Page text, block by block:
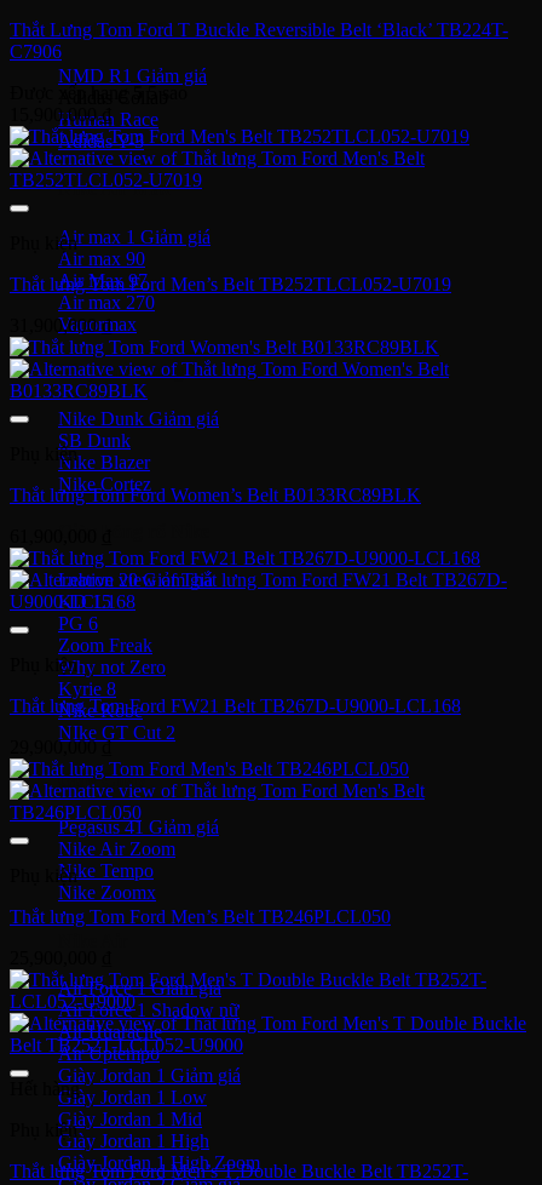
Adidas NMD
NMD R1
Human Race
Adidas Y-3
Nike Air Max
Air max 1
Air max 90
Air Max 97
Air max 270
Vapormax
Giày thời trang
Nike Dunk
SB Dunk
Nike Blazer
Nike Cortez
Lebron 20
KD 15
PG 6
Zoom Freak
Why not Zero
Kyrie 8
Nike Kobe
NIke GT Cut 2
Giày Chạy
Pegasus 41
Nike Air Zoom
Nike Tempo
Nike Zoomx
Air Force 1
Air Force 1 Shadow nữ
Air Huarache
Air Uptempo
Giày Jordan 1
Giày Jordan 1 Low
Giày Jordan 1 Mid
Giày Jordan 1 High
Giày Jordan 1 High Zoom
Thắt Lưng Tom Ford T Buckle Reversible Belt ‘Black’ TB224T-
C7906
5 sao
15,900,000₫
Phụ kiện
Thắt lưng Tom Ford Men’s Belt TB252TLCL052-U7019
31,900,000₫
Phụ kiện
Thắt lưng Tom Ford Women’s Belt B0133RC89BLK
Phụ kiện
Thắt lưng Tom Ford FW21 Belt TB267D-U9000-LCL168
29,900,000₫
Phụ kiện
Thắt lưng Tom Ford Men’s Belt TB246PLCL050
Hết hàng
Phụ kiện
Thắt lưng Tom Ford Men’s T Double Buckle Belt TB252T-